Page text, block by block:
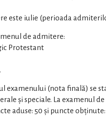
este iulie (perioada
de admitere:
Protestant
examenului (nota finală) se
şi speciale. La examenul
aduse: 50 și puncte obţinute: